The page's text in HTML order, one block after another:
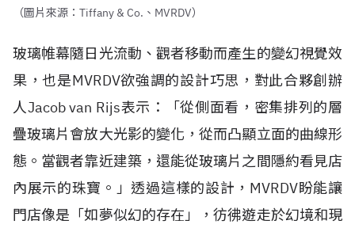
（圖片來源：Tiffany & Co.、MVRDV）
玻璃帷幕隨日光流動、觀者移動而產生的變幻視覺效
果，也是MVRDV欲強調的設計巧思，對此合夥創辦
人Jacob van Rijs表示：「從側面看，密集排列的層
疊玻璃片會放大光影的變化，從而凸顯立面的曲線形
態。當觀者靠近建築，還能從玻璃片之間隱約看見店
內展示的珠寶。」透過這樣的設計， MVRDV盼能讓
門店像是「如夢似幻的存在」，彷彿遊走於幻境和現